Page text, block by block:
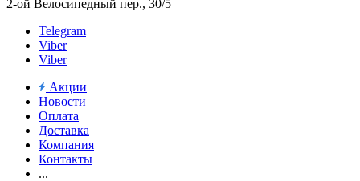
2-ой Велосипедный пер., 30/5
Telegram
Viber
Viber
Акции
Новости
Оплата
Доставка
Компания
Контакты
...